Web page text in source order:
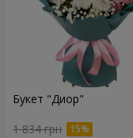
Букет "Диор"
1 834 грн